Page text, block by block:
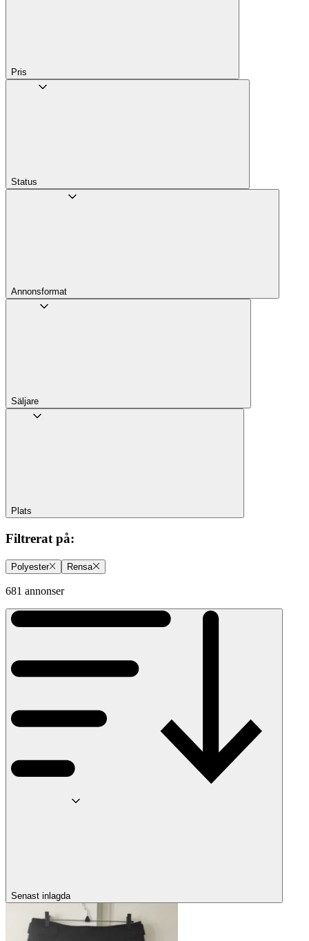
Pris
Status
Annons­format
Säljare
Plats
Filtrerat på:
Polyester Rensa
681 annonser
Senast inlagda